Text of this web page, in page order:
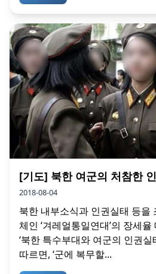
[기도] 북한 여군의 처참한
2018-08-04
북한 내부소식과 인권실태 등을
체인 ‘겨레얼통일연대’의 장세
‘북한 특수부대와 여군의 인권실
따르면, ‘군에 복무할...